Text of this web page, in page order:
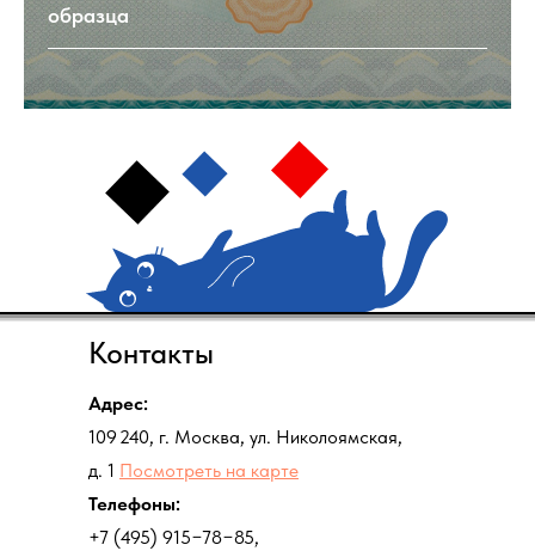
образца
Контакты
Адрес:
109 240, г. Москва, ул. Николоямская,
д. 1 Посмотреть на карте
Телефоны:
+7 (495) 915−78−85,